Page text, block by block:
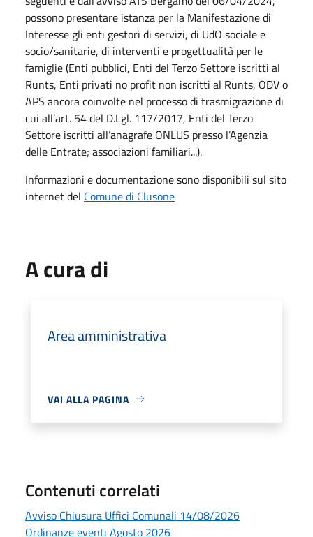
possono presentare istanza per la Manifestazione di
Interesse gli enti gestori di servizi, di UdO sociale e
socio/sanitarie, di interventi e progettualità per le
famiglie (Enti pubblici, Enti del Terzo Settore iscritti al
Runts, Enti privati no profit non iscritti al Runts, ODV o
APS ancora coinvolte nel processo di trasmigrazione di
cui all’art. 54 del D.Lgl. 117/2017, Enti del Terzo
Settore iscritti all’anagrafe ONLUS presso l’Agenzia
delle Entrate; associazioni familiari...).
Informazioni e documentazione sono disponibili sul sito
internet del Comune di Clusone
A cura di
Area amministrativa
VAI ALLA PAGINA
Contenuti correlati
Avviso Chiusura Uffici Comunali 14/08/2026
Ordinanze eventi Agosto 2026